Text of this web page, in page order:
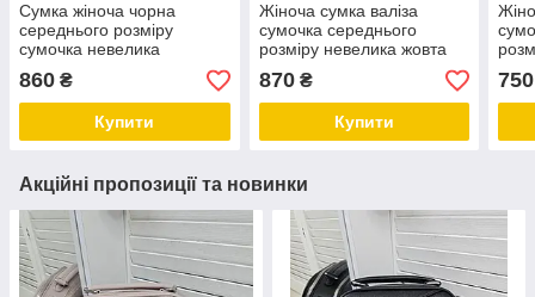
Сумка жіноча чорна
середнього розміру
сумочка невелика
класична шкірзам
860 ₴
Купити
Жіноча сумка валіза
сумочка середнього
розміру невелика жовта
шкірзам
870₴
Купити
750
Акційні пропозиції та новинки